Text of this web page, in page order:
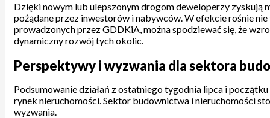
Dzięki nowym lub ulepszonym drogom deweloperzy zyskują
pożądane przez inwestorów i nabywców. W efekcie rośnie
prowadzonych przez GDDKiA, można spodziewać się, że
dynamiczny rozwój tych okolic.
Perspektywy i wyzwania dla sektora
Podsumowanie działań z ostatniego tygodnia lipca i
rynek nieruchomości. Sektor budownictwa i nieruchomości
wyzwania.